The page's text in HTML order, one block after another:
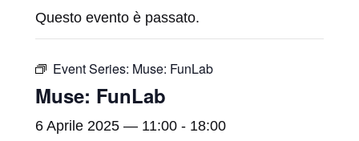
Questo evento è passato.
Event Series: Muse: FunLab
Muse: FunLab
6 Aprile 2025 — 11:00 - 18:00